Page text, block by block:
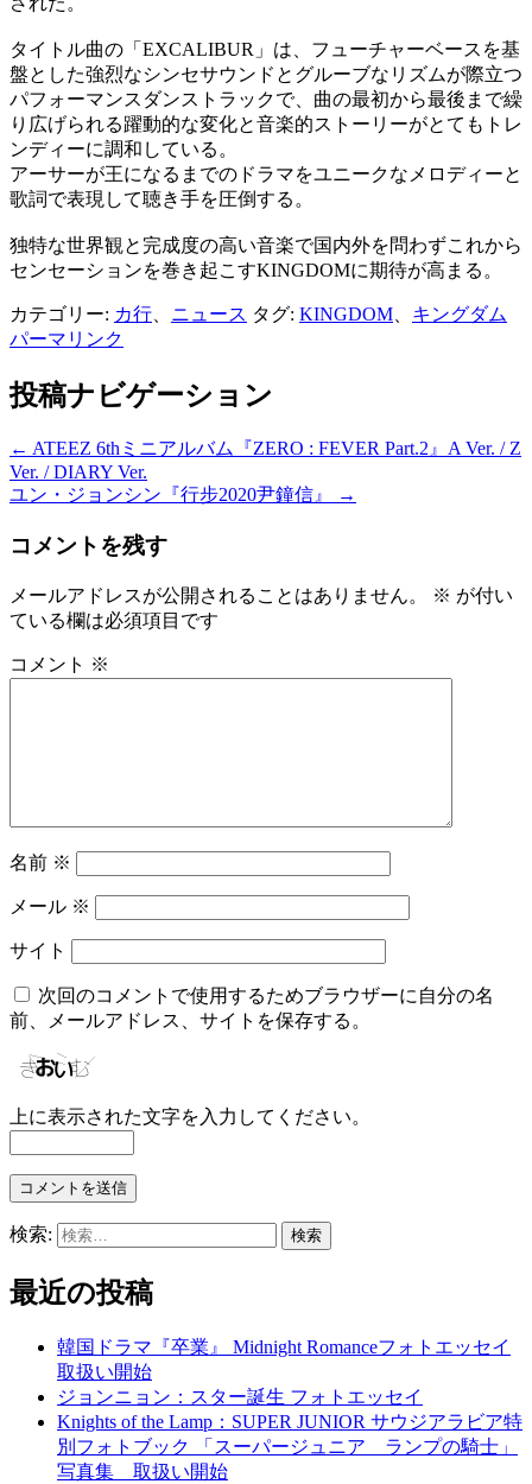
タイトル曲の「EXCALIBUR」は、フューチャーベースを基
盤とした強烈なシンセサウンドとグルーブなリズムが際立つ
パフォーマンスダンストラックで、曲の最初から最後まで繰
り広げられる躍動的な変化と音楽的ストーリーがとてもトレ
ンディーに調和している。
アーサーが王になるまでのドラマをユニークなメロディーと
歌詞で表現して聴き手を圧倒する。
独特な世界観と完成度の高い音楽で国内外を問わずこれから
センセーションを巻き起こすKINGDOMに期待が高まる。
カテゴリー: カ行 ニュース タグ: KINGDOM
キングダム
パーマリンク
投稿ナビゲーション
← ATEEZ 6thミニアルバム『ZERO : FEVER Part.2』A Ver. / Z
Ver. / DIARY Ver.
ユン・ジョンシン『行步2020尹鐘信』
→
コメントを残す
メールアドレスが公開されることはありません。 ※ が付い
ている欄は必須項目です
コメント ※
名前 ※
メール ※
サイト
次回のコメントで使用するためブラウザーに自分の名
前、メールアドレス、サイトを保存する。
上に表示された文字を入力してください。
検索:
最近の投稿
韓国ドラマ『卒業』 Midnight Romanceフォトエッセイ
取扱い開始
ジョンニョン：スター誕生 フォトエッセイ
Knights of the Lamp：SUPER JUNIOR サウジアラビア特
別フォトブック 「スーパージュニア ランプの騎士」
写真集 取扱い開始